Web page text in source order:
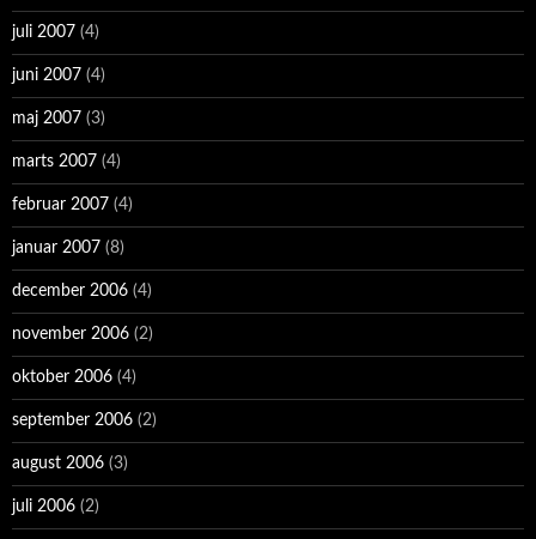
juli 2007 (4)
juni 2007 (4)
maj 2007 (3)
marts 2007 (4)
februar 2007 (4)
januar 2007 (8)
december 2006 (4)
november 2006 (2)
oktober 2006 (4)
september 2006 (2)
august 2006 (3)
juli 2006 (2)